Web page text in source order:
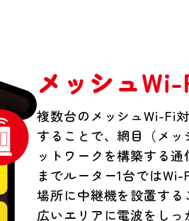
メッシュ
複数台のメッシュWi-Fi
することで、網目（メ
ットワークを構築する
までルーター1台では
場所に中継機を設置する
広いエリアに電波をし